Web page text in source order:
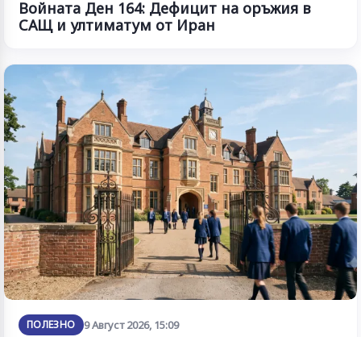
Войната Ден 164: Дефицит на оръжия в
САЩ и ултиматум от Иран
ПОЛЕЗНО 9 Август 2026, 15:09